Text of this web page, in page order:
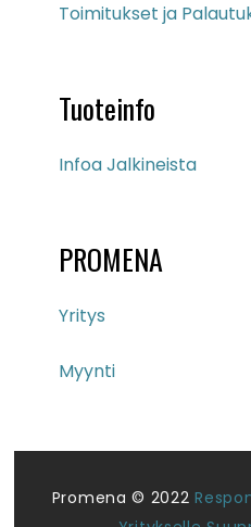
Toimitukset ja
Tuoteinfo
Infoa Jalkineista
PROMENA
Yritys
Myynti
Promena © 2022